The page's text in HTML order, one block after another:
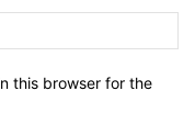
this browser for the